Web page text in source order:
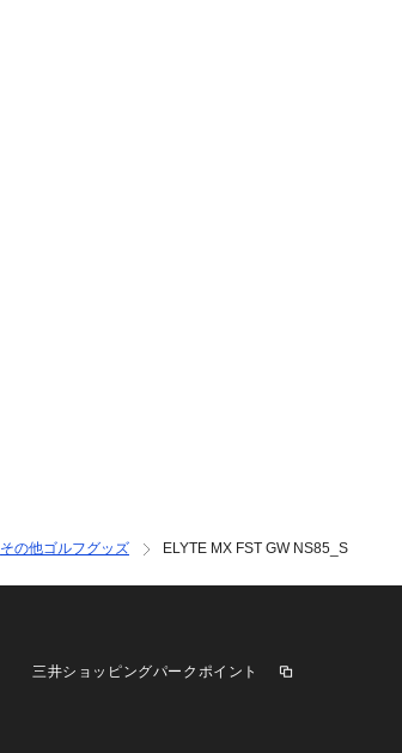
その他ゴルフグッズ ELYTE MX FST GW NS85_S
三井ショッピングパークポイント